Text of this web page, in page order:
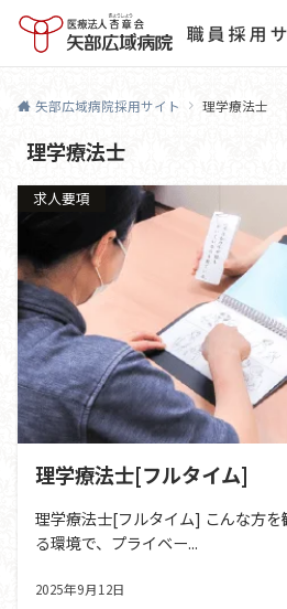
矢部広域病院採用サイト 理学療法士
理学療法士
求人要項
理学療法士[フルタイム]
理学療法士[フルタイム] こんな方
る環境で、プライベー...
2025年9月12日